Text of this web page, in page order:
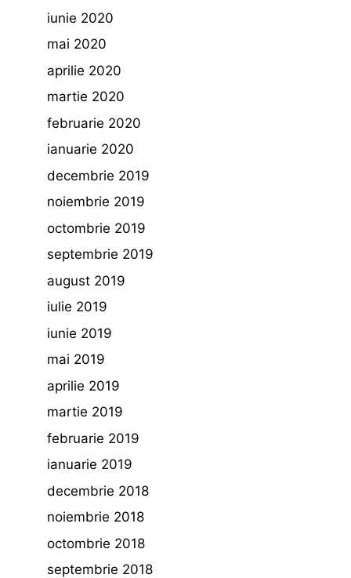
iunie 2020
mai 2020
aprilie 2020
martie 2020
februarie 2020
ianuarie 2020
decembrie 2019
noiembrie 2019
octombrie 2019
septembrie 2019
august 2019
iulie 2019
iunie 2019
mai 2019
aprilie 2019
martie 2019
februarie 2019
ianuarie 2019
decembrie 2018
noiembrie 2018
octombrie 2018
septembrie 2018